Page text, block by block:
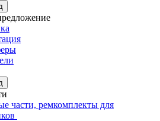
части, ремкомплекты для